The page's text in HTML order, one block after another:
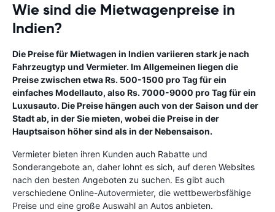
Wie sind die Mietwagenpreise in
Indien?
Die Preise für Mietwagen in Indien variieren stark je nach
Fahrzeugtyp und Vermieter. Im Allgemeinen liegen die
Preise zwischen etwa Rs. 500-1500 pro Tag für ein
einfaches Modellauto, also Rs. 7000-9000 pro Tag für ein
Luxusauto. Die Preise hängen auch von der Saison und der
Stadt ab, in der Sie mieten, wobei die Preise in der
Hauptsaison höher sind als in der Nebensaison.
Vermieter bieten ihren Kunden auch Rabatte und
Sonderangebote an, daher lohnt es sich, auf deren Websites
nach den besten Angeboten zu suchen. Es gibt auch
verschiedene Online-Autovermieter, die wettbewerbsfähige
Preise und eine große Auswahl an Autos anbieten.